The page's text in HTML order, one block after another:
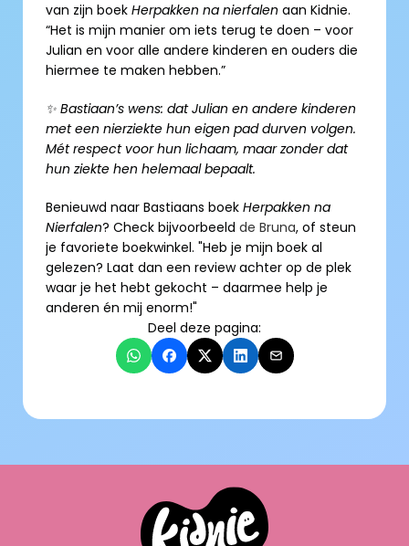
van zijn boek Herpakken na nierfalen aan Kidnie.
“Het is mijn manier om iets terug te doen – voor
Julian en voor alle andere kinderen en ouders die
hiermee te maken hebben.”
✨ Bastiaan’s wens: dat Julian en andere kinderen
met een nierziekte hun eigen pad durven volgen.
Mét respect voor hun lichaam, maar zonder dat
hun ziekte hen helemaal bepaalt.
Benieuwd naar Bastiaans boek Herpakken na
Nierfalen? Check bijvoorbeeld de Bruna, of steun
je favoriete boekwinkel. "Heb je mijn boek al
gelezen? Laat dan een review achter op de plek
waar je het hebt gekocht – daarmee help je
anderen én mij enorm!"
Deel deze pagina: